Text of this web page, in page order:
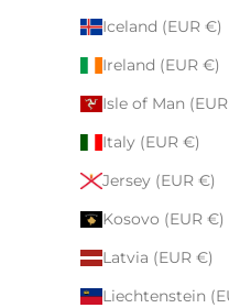
Iceland (EUR €)
Ireland (EUR €)
Isle of Man
Italy (EUR €)
Jersey (EUR €)
Kosovo (EUR €)
Latvia (EUR €)
Liechtenstein